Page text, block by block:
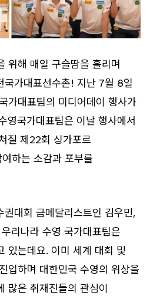
위해 매일 구슬땀을 흘리며
국가대표선수촌! 지난 7월 8일
가대표팀의 미디어데이 행사가
영국가대표팀은 이날 행사에서
질 제22회 싱가포르
하는 소감과 포부를
대회 금메달리스트인 김우민,
리나라 수영 국가대표팀은
있는데요. 이미 세계 대회 및
입하며 대한민국 수영의 위상을
많은 취재진들의 관심이